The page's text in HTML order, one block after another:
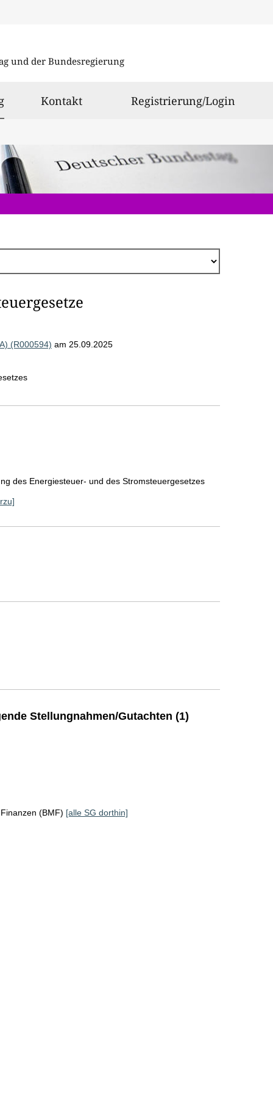
und der Bundesregierung
ausgewählt
Kontakt Registrierung/Login
(R000594) am 25.09.2025
des Energiesteuer- und des Stromsteuergesetzes
Stellungnahmen/Gutachten (1)
(BMF) [alle SG dorthin]